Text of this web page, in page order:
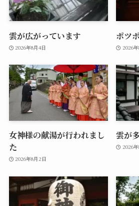
雲が広がっています
2026年8月4日
ポツ
2026
女神様の献湯が行われまし
た
2026年8月2日
雲が
2026